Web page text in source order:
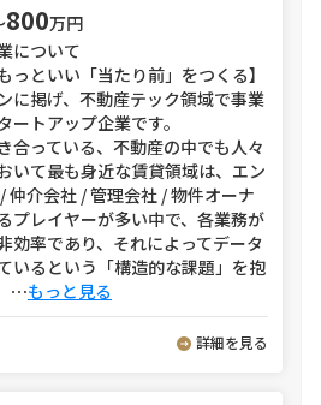
800万円
について
っといい「当たり前」をつくる】
に掲げ、不動産テック領域で事業
ートアップ企業です。
合っている、不動産の中でも人々
いて最も身近な賃貸領域は、エン
仲介会社 / 管理会社 / 物件オーナ
プレイヤーが多い中で、各業務が
効率であり、それによってデータ
いるという「構造的な課題」を抱
⋯もっと見る
詳細を見る